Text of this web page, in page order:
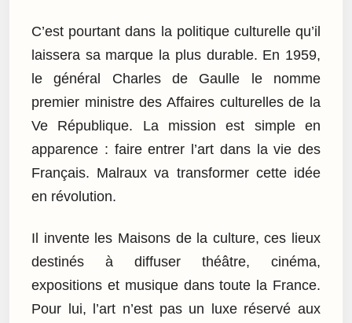
C’est pourtant dans la politique culturelle qu’il
laissera sa marque la plus durable. En 1959,
le général Charles de Gaulle le nomme
premier ministre des Affaires culturelles de la
Ve République. La mission est simple en
apparence : faire entrer l’art dans la vie des
Français. Malraux va transformer cette idée
en révolution.
Il invente les Maisons de la culture, ces lieux
destinés à diffuser théâtre, cinéma,
expositions et musique dans toute la France.
Pour lui, l’art n’est pas un luxe réservé aux